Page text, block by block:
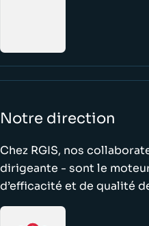
Notre direction
Chez RGIS, nos
dirigeante - sont le
d’efficacité et de qualité